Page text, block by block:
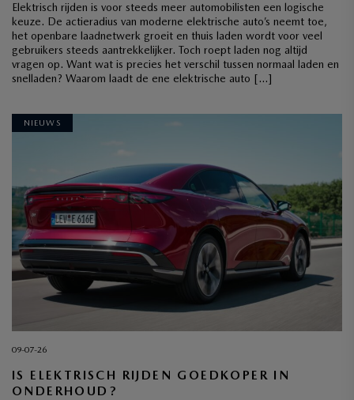
Elektrisch rijden is voor steeds meer automobilisten een logische
keuze. De actieradius van moderne elektrische auto’s neemt toe,
het openbare laadnetwerk groeit en thuis laden wordt voor veel
gebruikers steeds aantrekkelijker. Toch roept laden nog altijd
vragen op. Want wat is precies het verschil tussen normaal laden en
snelladen? Waarom laadt de ene elektrische auto […]
NIEUWS
09-07-26
IS ELEKTRISCH RIJDEN GOEDKOPER IN
ONDERHOUD?